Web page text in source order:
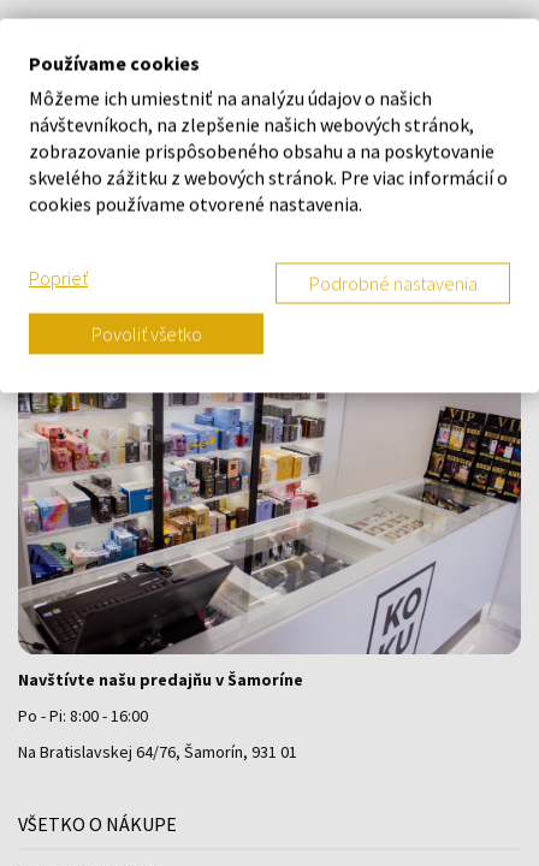
O SPOLOČNOSTI
O nás
Kontaktný formulár
Výdajné miesto a predajňa KOKU Šamorín
Navštívte našu predajňu v Šamoríne
Po - Pi: 8:00 - 16:00
Na Bratislavskej 64/76, Šamorín, 931 01
VŠETKO O NÁKUPE
Používame cookies
Môžeme ich umiestniť na analýzu údajov o našich
návštevníkoch, na zlepšenie našich webových stránok,
zobrazovanie prispôsobeného obsahu a na poskytovanie
skvelého zážitku z webových stránok. Pre viac informácií o
cookies používame otvorené nastavenia.
Poprieť Podrobné nastavenia
Povoliť všetko